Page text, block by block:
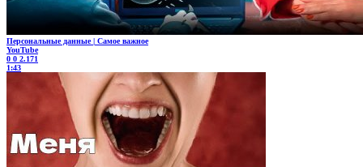
Персональные данные | Самое важное
YouTube
0 0 2.171
1:43